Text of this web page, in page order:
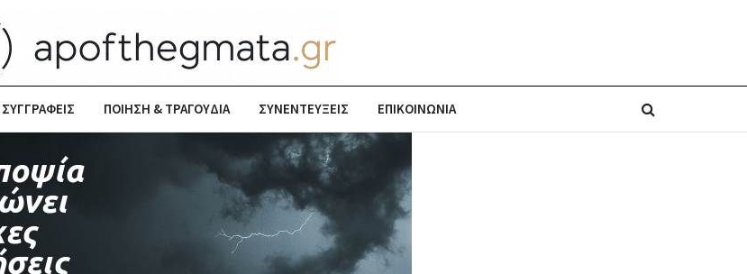
ΣΥΓΓΡΑΦΕΙΣ ΠΟΙΗΣΗ & ΤΡΑΓΟΥΔΙΑ ΣΥΝΕΝΤΕΥΞΕΙΣ ΕΠΙΚΟΙΝΩΝΙΑ